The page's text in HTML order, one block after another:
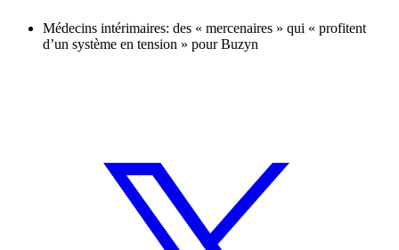
Médecins intérimaires: des « mercenaires » qui « profitent
d’un système en tension » pour Buzyn